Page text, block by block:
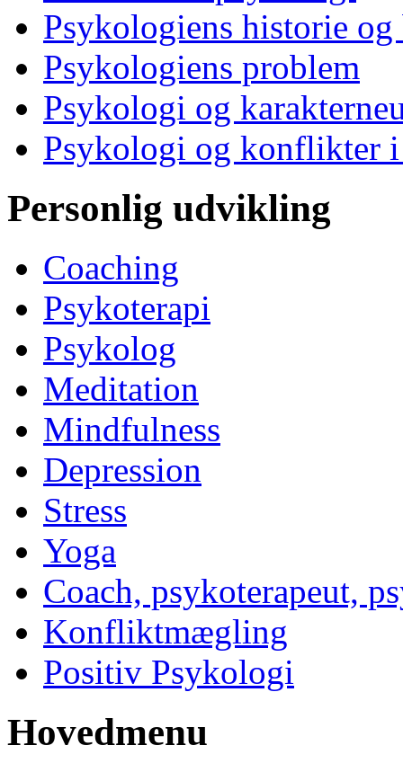
Psykologiens historie og
Psykologiens problem
Psykologi og
Psykologi og konflikter
Personlig udvikling
Coaching
Psykoterapi
Psykolog
Meditation
Mindfulness
Depression
Stress
Yoga
Coach, psykoterapeut,
Konfliktmægling
Positiv Psykologi
Hovedmenu